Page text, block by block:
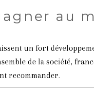
au
un fort
de la société,
recommander.